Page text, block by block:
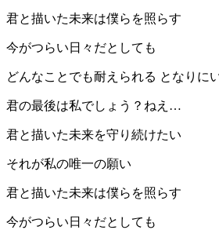
君と描いた未来は僕らを照らす
今がつらい日々だとしても
どんなことでも耐えられる となりに
君の最後は私でしょう？ねえ…
君と描いた未来を守り続けたい
それが私の唯一の願い
君と描いた未来は僕らを照らす
今がつらい日々だとしても